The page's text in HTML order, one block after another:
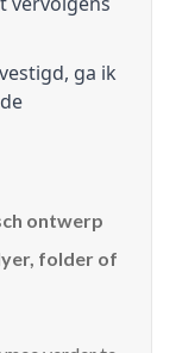
ga ik
ontwerp
folder of